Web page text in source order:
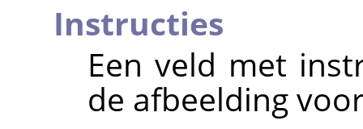
Instructies
Een veld met
de afbeelding